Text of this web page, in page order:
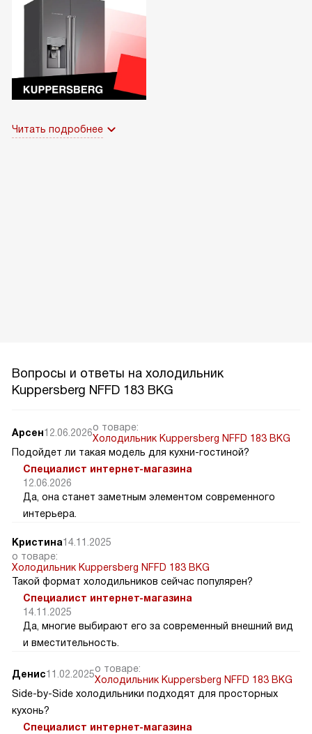
Читать подробнее
Вопросы и ответы на холодильник
Kuppersberg NFFD 183 BKG
Арсен12.06.2026о товаре:
Холодильник Kuppersberg NFFD 183 BKG
Подойдет ли такая модель для кухни-гостиной?
Специалист интернет-магазина
12.06.2026
Да, она станет заметным элементом современного
интерьера.
Кристина14.11.2025
о товаре:
Холодильник Kuppersberg NFFD 183 BKG
Такой формат холодильников сейчас популярен?
Специалист интернет-магазина
14.11.2025
Да, многие выбирают его за современный внешний вид
и вместительность.
Денис11.02.2025о товаре:
Холодильник Kuppersberg NFFD 183 BKG
Side-by-Side холодильники подходят для просторных
кухонь?
Специалист интернет-магазина